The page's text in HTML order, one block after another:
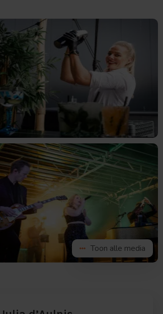
Bekijk
afbeelding
Bekijk
de
afbeelding
Toon alle media